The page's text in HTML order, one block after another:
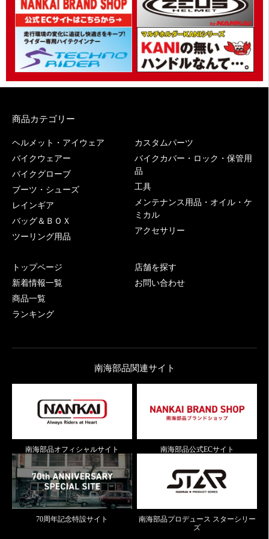
商品カテゴリー
ヘルメット・アイウェア
バイクウェアー
バイクグローブ
ブーツ・シューズ
レインギア
バッグ＆ＢＯＸ
ツーリング用品
カスタムパーツ
バイクカバー・ロック・保管用
品
工具
メンテナンス用品・オイル・ケ
ミカル
アクセサリー
トップページ
新着情報一覧
商品一覧
ランキング
店舗を探す
お問い合わせ
南海部品関連サイト
南海部品オフィシャルサイト 南海部品公式ECサイト
70周年記念特設サイト
南海部品プロデュース スターシリー
ズ